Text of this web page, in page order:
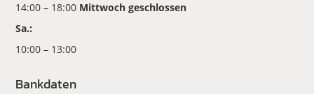
14:00 – 18:00 Mittwoch geschlossen
Sa.:
10:00 – 13:00
Bankdaten